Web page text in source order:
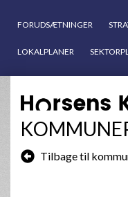
FORUDSÆTNINGER
LOKALPLANER
Tilbage til